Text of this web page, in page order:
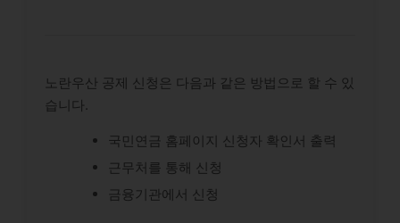
노란우산 공제 신청은 다음과 같은 방법으로 할 수 있
습니다.
국민연금 홈페이지 신청자 확인서 출력
근무처를 통해 신청
금융기관에서 신청